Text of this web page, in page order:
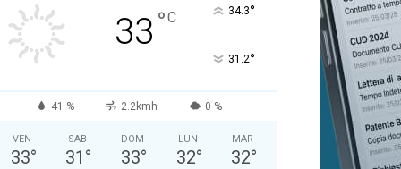
33 °C 34.3°
31.2°
41 % 2.2kmh 0 %
VEN
33°
SAB
31 °
DOM
33°
LUN
32°
MAR
32°